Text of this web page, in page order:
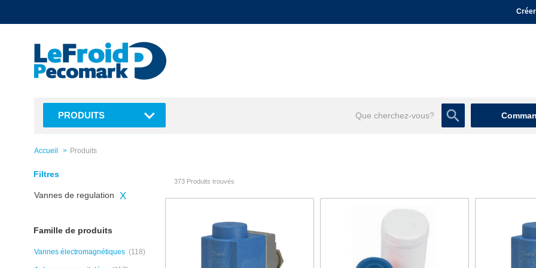
PRODUITS
Accueil Produits
Filtres
Vannes de regulation X
Famille de produits
Vannes électromagnétiques (118)
373 Produits trouvés